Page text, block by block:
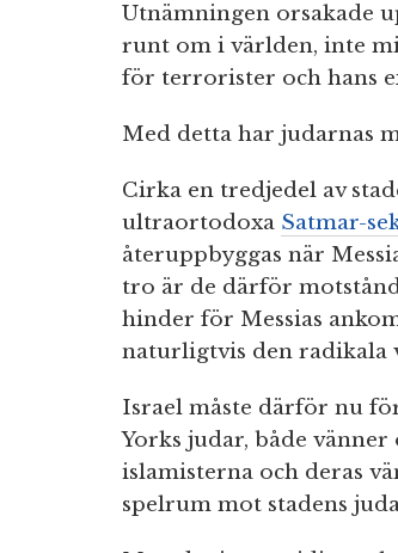
Utnämningen orsakade
runt om i världen, inte
för terrorister och hans
Med detta har judarnas
Cirka en tredjedel av
ultraortodoxa Satmar-
återuppbyggas när
tro är de därför
hinder för Messias
naturligtvis den radikala
Israel måste därför nu
Yorks judar, både
islamisterna och deras
spelrum mot stadens